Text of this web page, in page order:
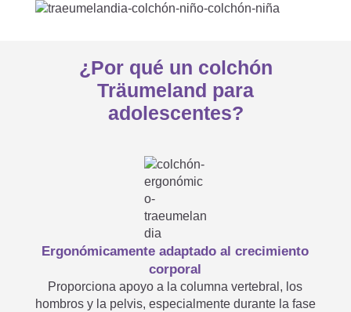
¿Cuánto tiempo necesita un
desplegarse?
Mi nuevo colchón infantil y
juvenil tiene un olor muy
El núcleo de mi colchón infantil
¿Por qué un colchón
Träumeland para
adolescentes?
Ergonómicamente adaptado al crecimiento
corporal
Proporciona apoyo a la columna vertebral, los
hombros y la pelvis, especialmente durante la fase